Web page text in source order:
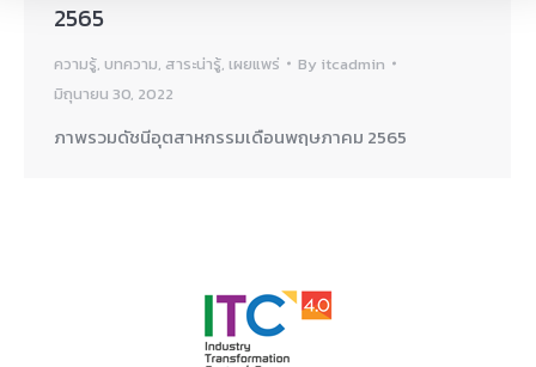
2565
ความรู้, บทความ, สาระน่ารู้, เผยแพร่ By itcadmin
มิถุนายน 30, 2022
ภาพรวมดัชนีอุตสาหกรรมเดือนพฤษภาคม 2565